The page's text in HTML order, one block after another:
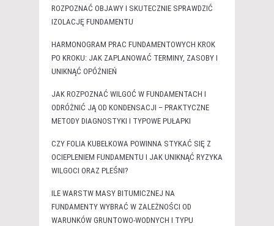
ROZPOZNAĆ OBJAWY I SKUTECZNIE SPRAWDZIĆ
IZOLACJĘ FUNDAMENTU
HARMONOGRAM PRAC FUNDAMENTOWYCH KROK
PO KROKU: JAK ZAPLANOWAĆ TERMINY, ZASOBY I
UNIKNĄĆ OPÓŹNIEŃ
JAK ROZPOZNAĆ WILGOĆ W FUNDAMENTACH I
ODRÓŻNIĆ JĄ OD KONDENSACJI – PRAKTYCZNE
METODY DIAGNOSTYKI I TYPOWE PUŁAPKI
CZY FOLIA KUBEŁKOWA POWINNA STYKAĆ SIĘ Z
OCIEPLENIEM FUNDAMENTU I JAK UNIKNĄĆ RYZYKA
WILGOCI ORAZ PLEŚNI?
ILE WARSTW MASY BITUMICZNEJ NA
FUNDAMENTY WYBRAĆ W ZALEŻNOŚCI OD
WARUNKÓW GRUNTOWO-WODNYCH I TYPU